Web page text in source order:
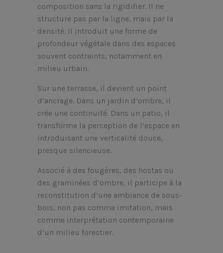
composition sans la rigidifier. Il ne
structure pas par la ligne, mais par la
densité. Il introduit une forme de
profondeur végétale dans des espaces
souvent contraints, notamment en
milieu urbain.
Sur une terrasse, il devient un point
d’ancrage. Dans un jardin d’ombre, il
crée une continuité. Dans un patio, il
transforme la perception de l’espace en
introduisant une verticalité douce,
presque silencieuse.
Associé à des fougères, des hostas ou
des graminées d’ombre, il participe à la
reconstitution d’une ambiance de sous-
bois, non pas comme imitation, mais
comme interprétation contemporaine
d’un milieu forestier.